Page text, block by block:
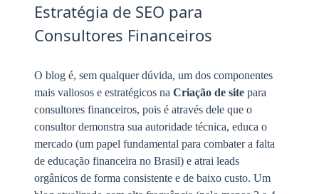
Estratégia de SEO para
Consultores Financeiros
O blog é, sem qualquer dúvida, um dos componentes
mais valiosos e estratégicos na Criação de site para
consultores financeiros, pois é através dele que o
consultor demonstra sua autoridade técnica, educa o
mercado (um papel fundamental para combater a falta
de educação financeira no Brasil) e atrai leads
orgânicos de forma consistente e de baixo custo. Um